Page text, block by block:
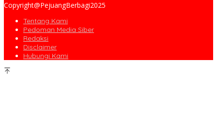
Copyright@PejuangBerbagi2025
Tentang Kami
Pedoman Media Siber
Redaksi
Disclaimer
Hubungi Kami